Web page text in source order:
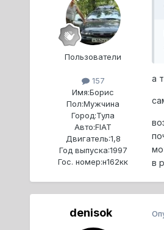
Пользователи
157
Имя:Борис
Пол:Мужчина
Город:Тула
Авто:FIAT
Двигатель:1,8
Год выпуска:1997
Гос. номер:н162кк
а
в
denisok